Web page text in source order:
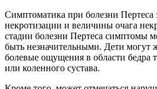
Симптоматика при болезни Пертеса
некротизации и величины очага
стадии болезни Пертеса симптомы
быть незначительными. Дети могут
болевые ощущения в области бедра
или коленного сустава.